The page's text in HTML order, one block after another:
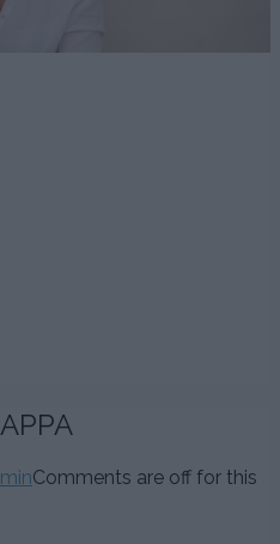
Comments are off for this